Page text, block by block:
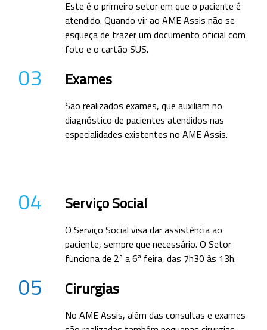
Este é o primeiro setor em que o paciente é
atendido. Quando vir ao AME Assis não se
esqueça de trazer um documento oficial com
foto e o cartão SUS.
03 Exames
São realizados exames, que auxiliam no
diagnóstico de pacientes atendidos nas
especialidades existentes no AME Assis.
04 Serviço Social
O Serviço Social visa dar assistência ao
paciente, sempre que necessário. O Setor
funciona de 2ª a 6ª feira, das 7h30 às 13h.
05 Cirurgias
No AME Assis, além das consultas e exames